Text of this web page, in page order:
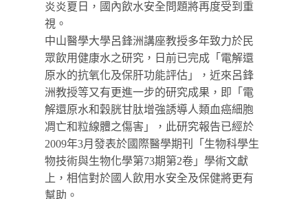
炎炎夏日，國內飲水安全問題將再度受到重
視。
中山醫學大學呂鋒洲講座教授多年致力於民
眾飲用健康水之研究，日前已完成「電解還
原水的抗氧化及保肝功能評估」，近來呂鋒
洲教授等又有更進一步的研究成果，即「電
解還原水和穀胱甘肽增強誘導人類血癌細胞
凋亡和粒線體之傷害」，此研究報告已經於
2009年3月發表於國際醫學期刊「生物科學生
物技術與生物化學第73期第2卷」學術文獻
上，相信對於國人飲用水安全及保健將更有
幫助。